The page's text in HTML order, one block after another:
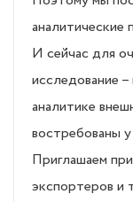
И сейчас для
исследование
аналитике
востребованы
Приглашаем
экспортеров и